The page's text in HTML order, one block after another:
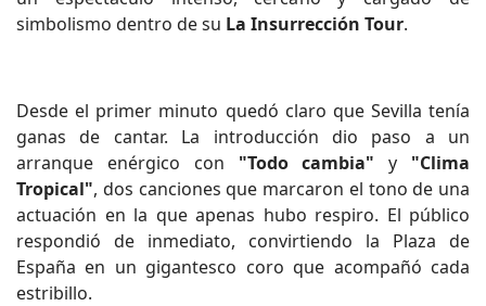
simbolismo dentro de su La Insurrección Tour.
Desde el primer minuto quedó claro que Sevilla tenía
ganas de cantar. La introducción dio paso a un
arranque enérgico con "Todo cambia" y "Clima
Tropical", dos canciones que marcaron el tono de una
actuación en la que apenas hubo respiro. El público
respondió de inmediato, convirtiendo la Plaza de
España en un gigantesco coro que acompañó cada
estribillo.